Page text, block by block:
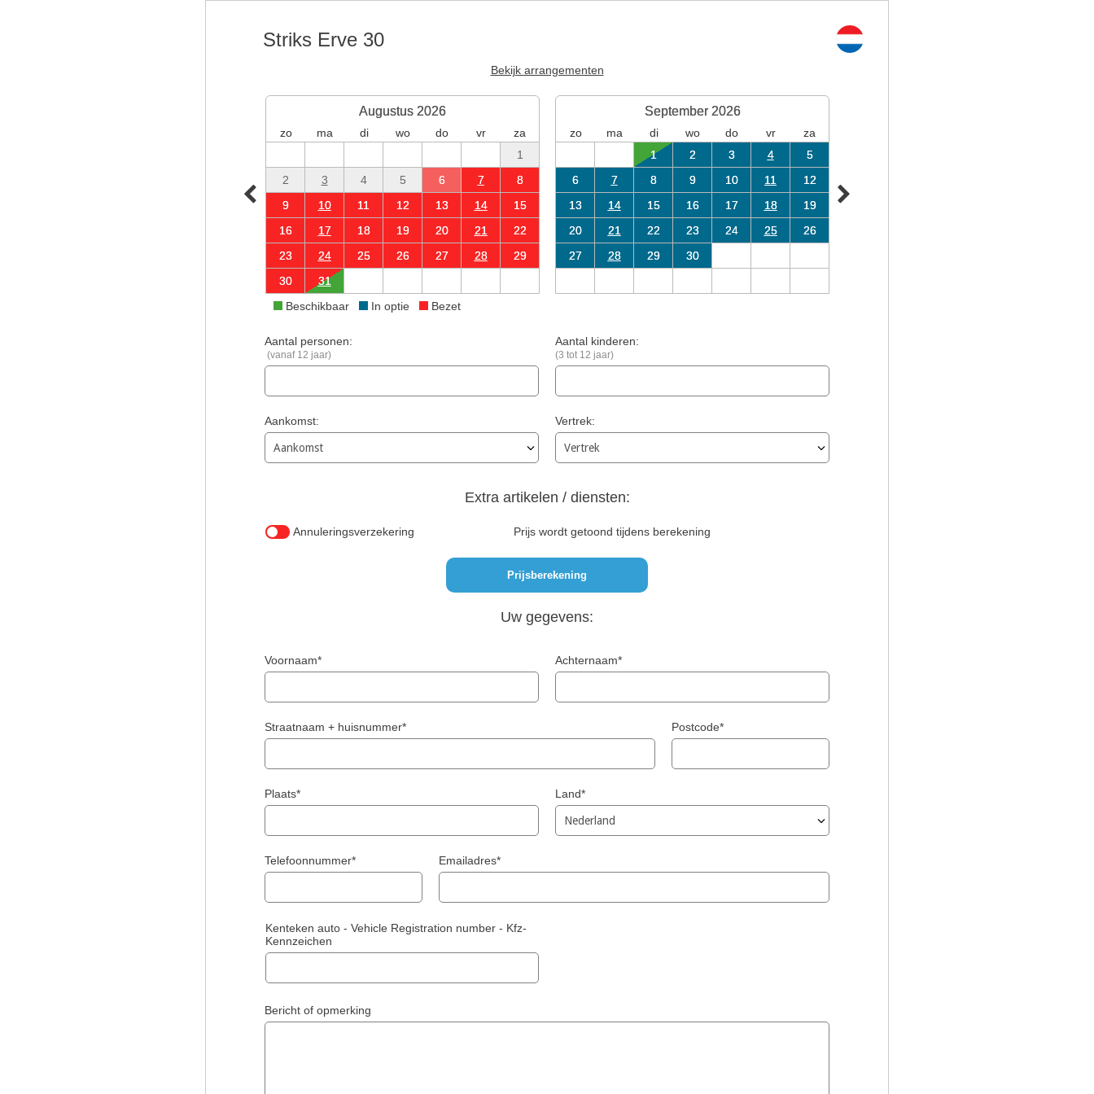
Striks Erve 30
Bekijk arrangementen
Augustus 2026
zo ma di wo do vr
za
1
2
3 4 5 6 7
8
9
10 11 12 13 14
15
16
17 18 19 20 21
22
23
24 25 26 27 28
29
30
31
September 2026
zo ma di wo do vr
za
1
2 3 4
5
6
7 8 9 10 11
12
13
14 15 16 17 18
19
20
21 22 23 24 25
26
27
28 29 30
Beschikbaar In optie Bezet
Aantal personen:
(vanaf 12 jaar)
Aantal kinderen:
(3 tot 12 jaar)
Aankomst: Vertrek:
Extra artikelen / diensten:
Annuleringsverzekering Prijs wordt getoond tijdens berekening
Uw gegevens:
Voornaam* Achternaam*
Straatnaam + huisnummer* Postcode*
Plaats* Land*
Telefoonnummer* Emailadres*
Kenteken auto - Vehicle Registration number - Kfz-
Kennzeichen
Bericht of opmerking